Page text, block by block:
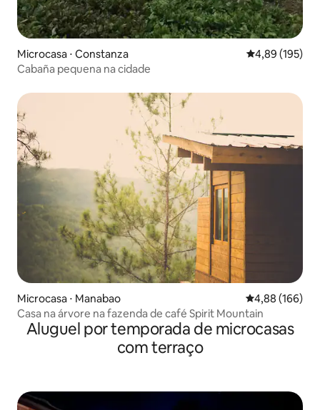
Microcasa ⋅ Constanza 4,89 de uma
4,89 (195)
Cabaña pequena na cidade
Microcasa ⋅ Manabao 4,88 de uma
4,88 (166)
Casa na árvore na fazenda de café Spirit Mountain
Aluguel por temporada de microcasas
com terraço